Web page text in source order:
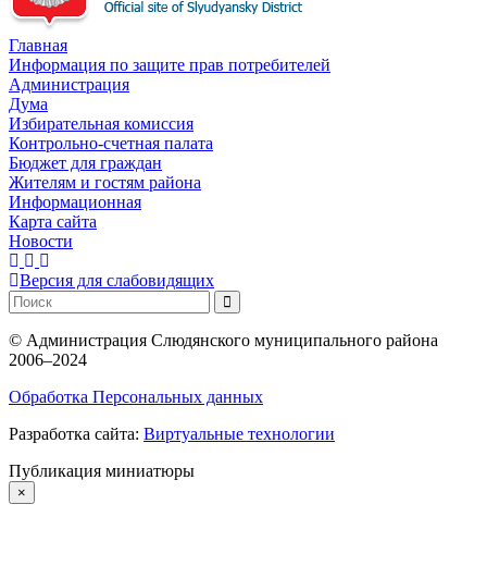
Главная
Информация по защите прав потребителей
Администрация
Дума
Избирательная комиссия
Контрольно-счетная палата
Бюджет для граждан
Жителям и гостям района
Информационная
Карта сайта
Новости
Версия для слабовидящих
© Администрация Слюдянского муниципального района
2006–2024
Обработка Персональных данных
Разработка сайта: Виртуальные технологии
Публикация миниатюры
×